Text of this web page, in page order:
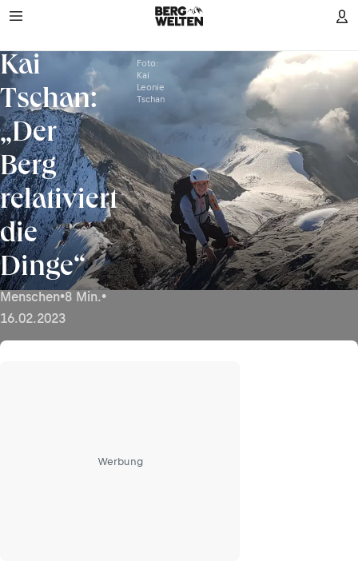
Kai
Tschan:
„Der
Berg
relativiert
die
Dinge“
Menschen•8 Min.•
16.02.2023
Foto:
Kai
Leonie
Tschan
Werbung